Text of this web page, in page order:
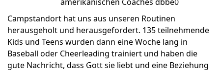
Campstandort hat uns aus unseren Routinen
herausgeholt und herausgefordert. 135 teilnehmende
Kids und Teens wurden dann eine Woche lang in
Baseball oder Cheerleading trainiert und haben die
gute Nachricht, dass Gott sie liebt und eine Beziehung